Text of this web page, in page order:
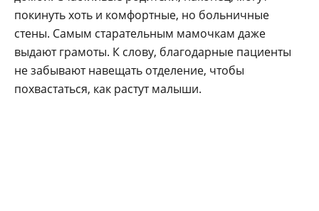
покинуть хоть и комфортные, но больничные
стены. Самым старательным мамочкам даже
выдают грамоты. К слову, благодарные пациенты
не забывают навещать отделение, чтобы
похвастаться, как растут малыши.